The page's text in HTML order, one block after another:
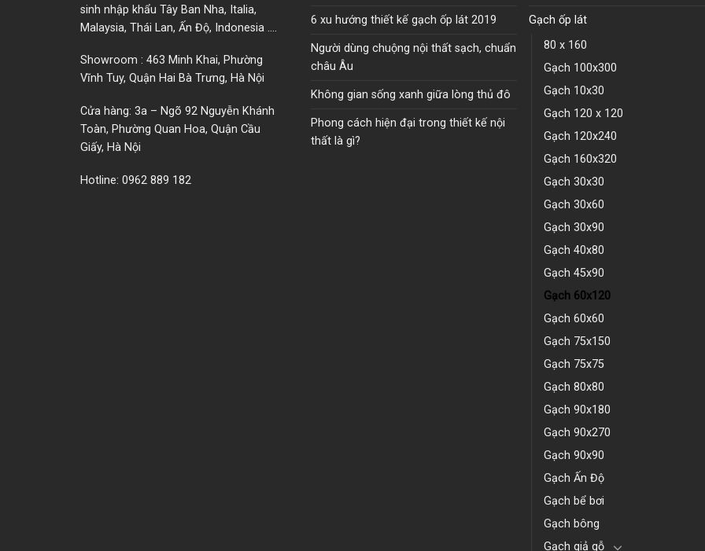
sinh nhập khẩu Tây Ban Nha, Italia,
Malaysia, Thái Lan, Ấn Độ, Indonesia ….
Showroom : 463 Minh Khai, Phường
Vĩnh Tuy, Quận Hai Bà Trưng, Hà Nội
Cửa hàng: 3a – Ngõ 92 Nguyễn Khánh
Toàn, Phường Quan Hoa, Quận Cầu
Giấy, Hà Nội
Hotline: 0962 889 182
6 xu hướng thiết kế gạch ốp lát 2019
Người dùng chuộng nội thất sạch, chuẩn
châu Âu
Không gian sống xanh giữa lòng thủ đô
Phong cách hiện đại trong thiết kế nội
thất là gì?
Gạch ốp lát
80 x 160
Gạch 100x300
Gạch 10x30
Gạch 120 x 120
Gạch 120x240
Gạch 160x320
Gạch 30x30
Gạch 30x60
Gạch 30x90
Gạch 40x80
Gạch 45x90
Gạch 60x120
Gạch 60x60
Gạch 75x150
Gạch 75x75
Gạch 80x80
Gạch 90x180
Gạch 90x270
Gạch 90x90
Gạch Ấn Độ
Gạch bể bơi
Gạch bông
Gạch giả gỗ